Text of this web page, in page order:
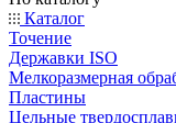
Каталог
Точение
Державки ISO
Мелкоразмерная
Пластины
Цельные